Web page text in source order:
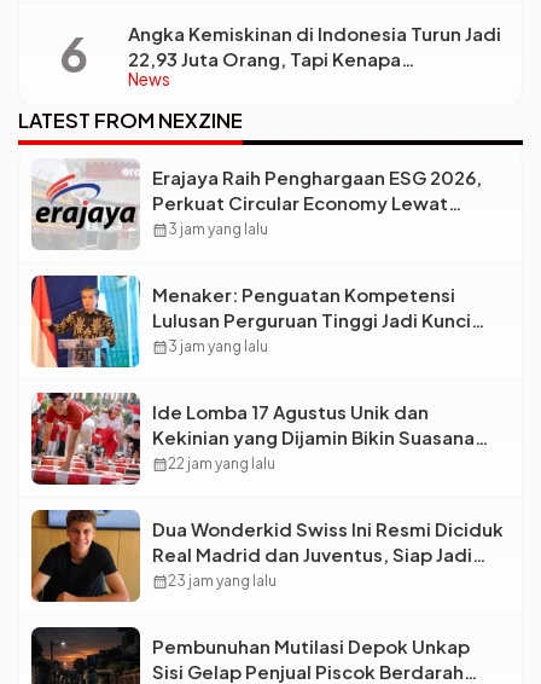
News
Angka Kemiskinan di Indonesia Turun Jadi
22,93 Juta Orang, Tapi Kenapa
Ketimpangan Desa dan Kota Malah Makin
Lebar?
LATEST FROM NEXZINE
Erajaya Raih Penghargaan ESG 2026,
Perkuat Circular Economy Lewat
Pengelolaan Limbah Berkelanjutan
calendar_month3 jam yang lalu
Menaker: Penguatan Kompetensi
Lulusan Perguruan Tinggi Jadi Kunci
Menjawab Kebutuhan Dunia Kerja
calendar_month3 jam yang lalu
Ide Lomba 17 Agustus Unik dan
Kekinian yang Dijamin Bikin Suasana
Makin Pecah
calendar_month22 jam yang lalu
Dua Wonderkid Swiss Ini Resmi Diciduk
Real Madrid dan Juventus, Siap Jadi
Bintang Baru Eropa
calendar_month23 jam yang lalu
Pembunuhan Mutilasi Depok Unkap
Sisi Gelap Penjual Piscok Berdarah